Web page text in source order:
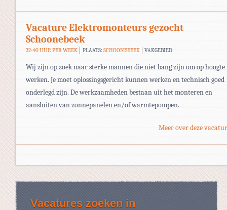
Vacature Elektromonteurs gezocht
Schoonebeek
32-40 UUR PER WEEK PLAATS: SCHOONEBEEK VAKGEBIED:
Wij zijn op zoek naar sterke mannen die niet bang zijn om op hoogte
werken. Je moet oplossingsgericht kunnen werken en technisch goed
onderlegd zijn. De werkzaamheden bestaan uit het monteren en
aansluiten van zonnepanelen en/of warmtepompen.
Meer over deze
Vacatures zoeken in